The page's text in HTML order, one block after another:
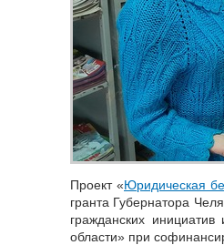
Проект «Юридическая
гранта Губернатора
гражданских
области» при